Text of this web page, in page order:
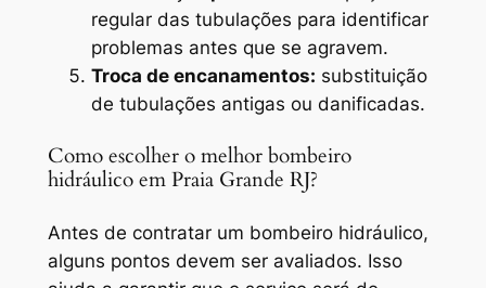
regular das tubulações para identificar
problemas antes que se agravem.
Troca de encanamentos: substituição
de tubulações antigas ou danificadas.
Como escolher o melhor bombeiro
hidráulico em Praia Grande RJ?
Antes de contratar um bombeiro hidráulico,
alguns pontos devem ser avaliados. Isso